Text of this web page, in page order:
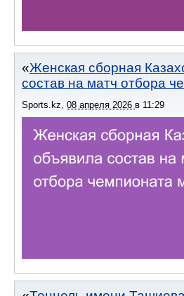
Женская сборная
состав на матч отбора
Sports.kz 08 апреля 2026 в 11:29